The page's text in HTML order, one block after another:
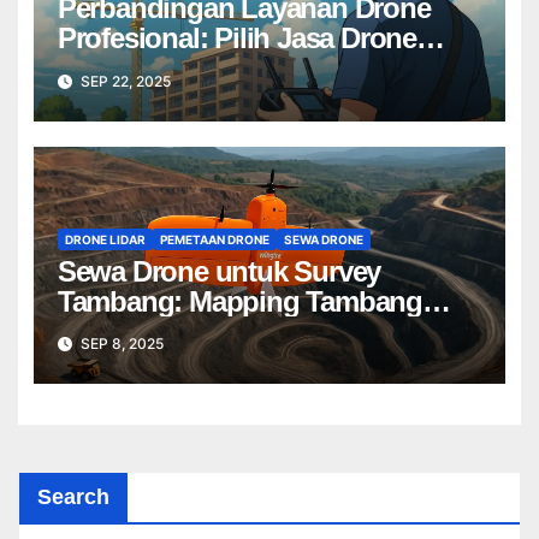
Perbandingan Layanan Drone
Profesional: Pilih Jasa Drone
Terbaik untuk Proyek Anda
SEP 22, 2025
DRONE LIDAR PEMETAAN DRONE SEWA DRONE
Sewa Drone untuk Survey
Tambang: Mapping Tambang
Profesional Lebih Cepat & Akurat
SEP 8, 2025
Search